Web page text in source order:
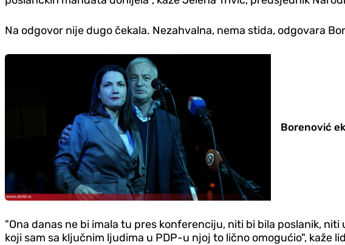
Na odgovor nije dugo čekala. Nezahvalna, nema stida, odgovara
Borenović
"Ona danas ne bi imala tu pres konferenciju, niti bi bila poslanik,
koji sam sa ključnim ljudima u PDP-u njoj to lično omogućio", kaže